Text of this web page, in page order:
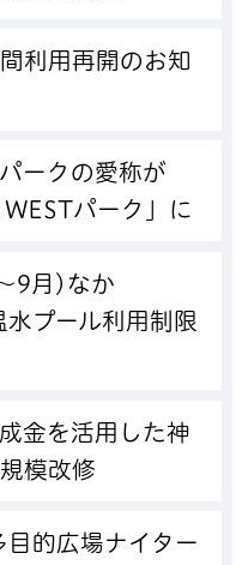
利用再開のお知
ークの愛称が
WESTパーク」に
9月)なか
プール利用制限
金を活用した神
模改修
的広場ナイター